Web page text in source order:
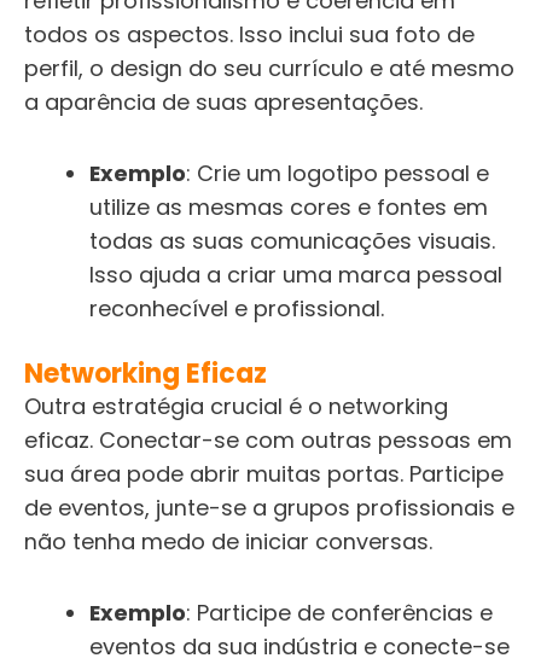
todos os aspectos. Isso inclui sua foto de
perfil, o design do seu currículo e até mesmo
a aparência de suas apresentações.
Exemplo: Crie um logotipo pessoal e
utilize as mesmas cores e fontes em
todas as suas comunicações visuais.
Isso ajuda a criar uma marca pessoal
reconhecível e profissional.
Networking Eficaz
Outra estratégia crucial é o networking
eficaz. Conectar-se com outras pessoas em
sua área pode abrir muitas portas. Participe
de eventos, junte-se a grupos profissionais e
não tenha medo de iniciar conversas.
Exemplo: Participe de conferências e
eventos da sua indústria e conecte-se